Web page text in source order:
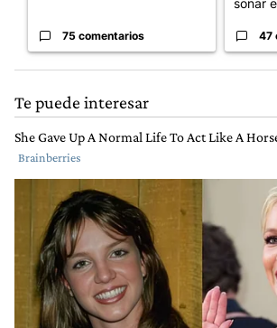
75 comentarios
sonar
47